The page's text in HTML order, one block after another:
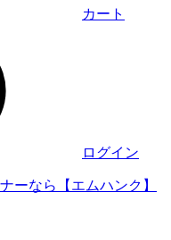
カート
ログイン